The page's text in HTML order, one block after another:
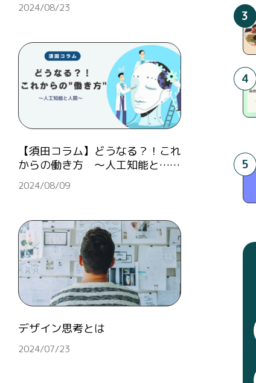
2024/08/23
【須田コラム】どうなる？！これ
からの働き方 ～人工知能と……
2024/08/09
デザイン思考とは
2024/07/23
3
4
5